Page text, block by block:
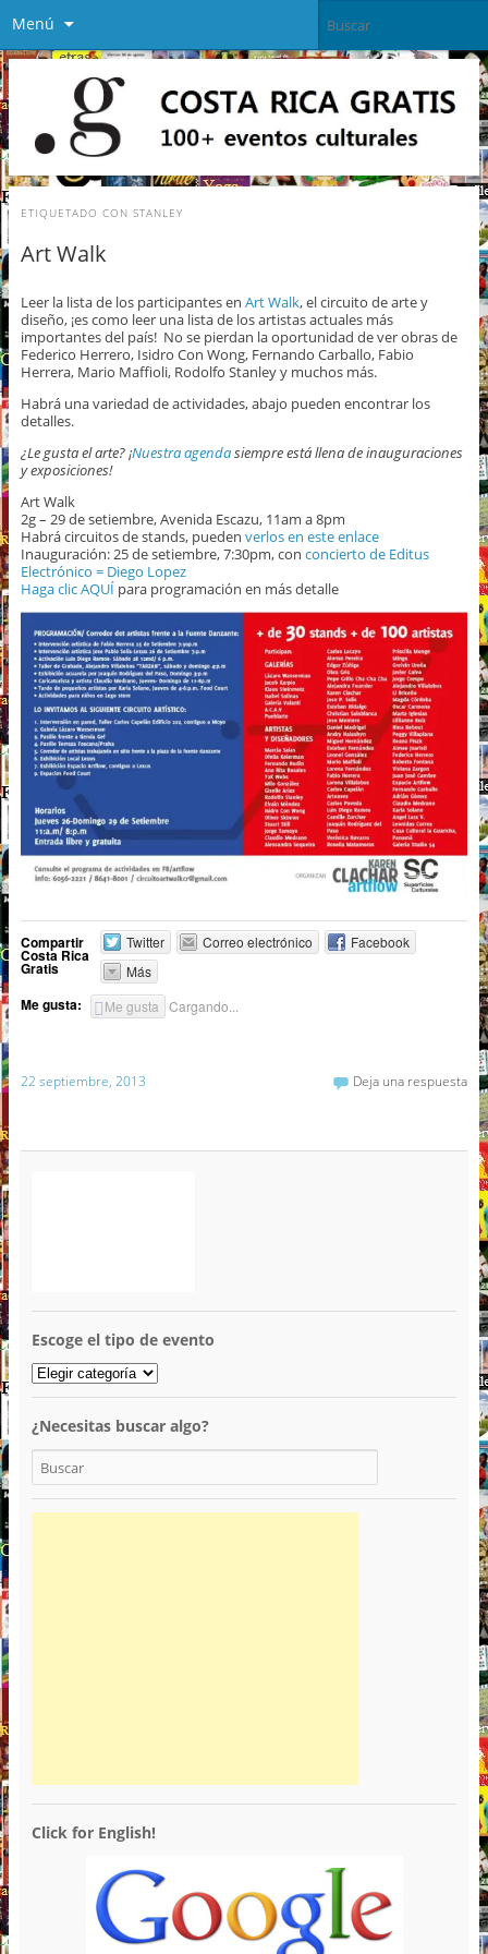
Menú
ETIQUETADO CON STANLEY
Art Walk
Leer la lista de los participantes en Art Walk, el circuito de arte y
diseño, ¡es como leer una lista de los artistas actuales más
importantes del país! No se pierdan la oportunidad de ver obras de
Federico Herrero, Isidro Con Wong, Fernando Carballo, Fabio
Herrera, Mario Maffioli, Rodolfo Stanley y muchos más.
Habrá una variedad de actividades, abajo pueden encontrar los
detalles.
¿Le gusta el arte? ¡Nuestra agendasiempre está llena de inauguraciones
y exposiciones!
Art Walk
2g – 29 de setiembre, Avenida Escazu, 11am a 8pm
Habrá circuitos de stands, pueden verlos en este enlace
Inauguración: 25 de setiembre, 7:30pm, con concierto de Editus
Electrónico = Diego Lopez
Haga clic AQUÍpara programación en más detalle
Compartir
Costa Rica
Gratis
Twitter Correo electrónico
Facebook
Más
Me gusta: Me gusta Cargando...
22 septiembre, 2013 Deja una respuesta
Escoge el tipo de evento
¿Necesitas buscar algo?
Click for English!